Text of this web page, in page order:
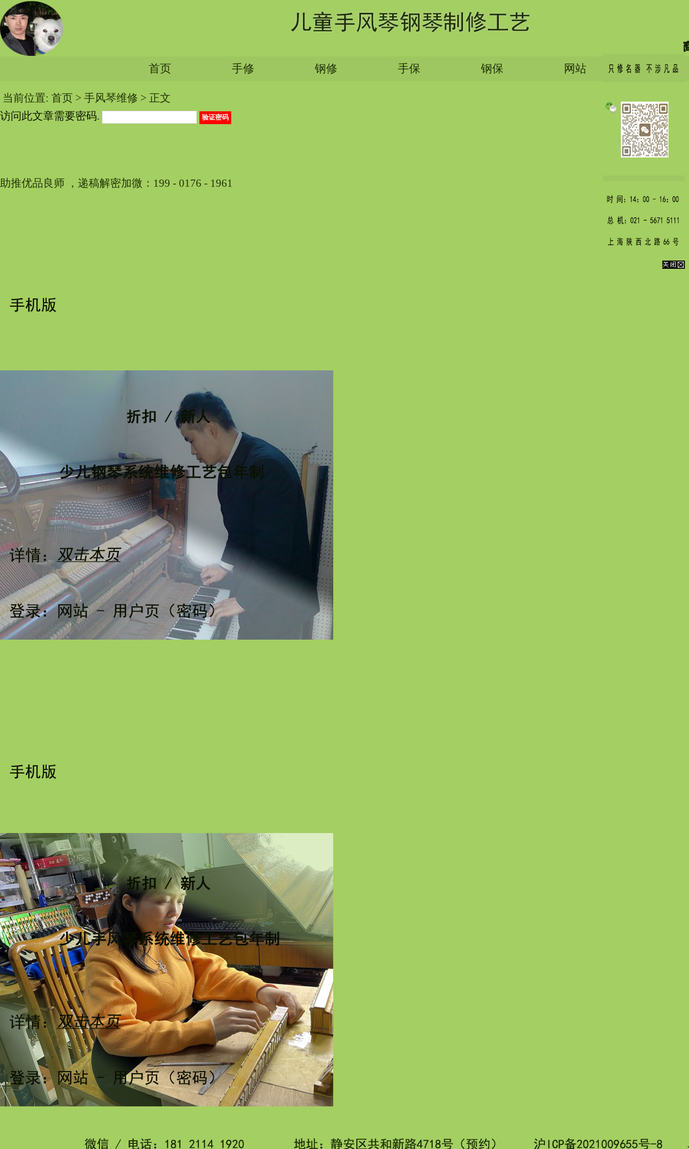
首页 手修 钢修 手保 钢保 网站 English
当前位置: 首页 > 手风琴维修 > 正文
访问此文章需要密码.
助推优品良师 ，递稿解密加微：199 - 0176 - 1961